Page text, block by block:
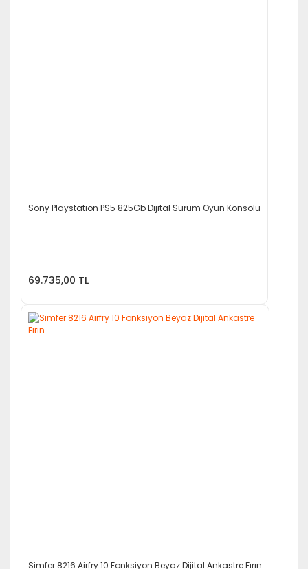
Sony Playstation PS5 825Gb Dijital Sürüm Oyun Konsolu
69.735,00 TL
Simfer 8216 Airfry 10 Fonksiyon Beyaz Dijital Ankastre Fırın